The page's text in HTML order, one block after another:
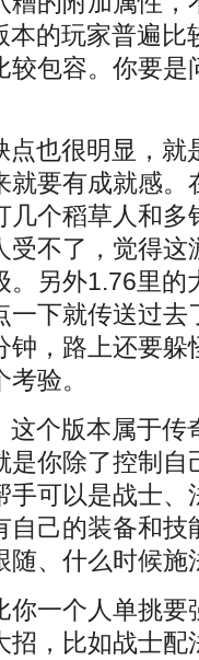
的玩家普遍比
较包容。你要是
也很明显，就
就要有成就感。
几个稻草人和多
受不了，觉得这
。另外1.76里的
一下就传送过去
钟，路上还要躲
验。
个版本属于传
是你除了控制自
手可以是战士、
自己的装备和技
随、什么时候施
一个人单挑要
招，比如战士配